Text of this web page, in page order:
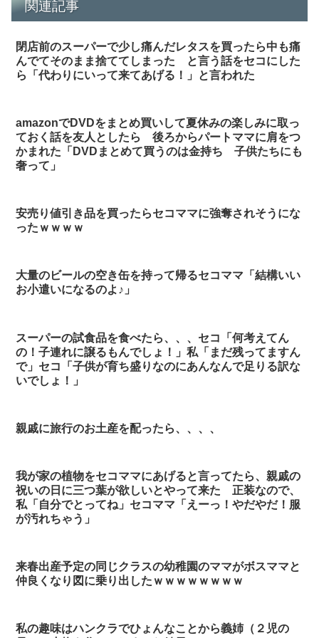
関連記事
閉店前のスーパーで少し痛んだレタスを買ったら中も痛
んでてそのまま捨ててしまった と言う話をセコにした
ら「代わりにいって来てあげる！」と言われた
amazonでDVDをまとめ買いして夏休みの楽しみに取っ
ておく話を友人としたら 後ろからパートママに肩をつ
かまれた「DVDまとめて買うのは金持ち 子供たちにも
奢って」
安売り値引き品を買ったらセコママに強奪されそうにな
ったｗｗｗｗ
大量のビールの空き缶を持って帰るセコママ「結構いい
お小遣いになるのよ♪」
スーパーの試食品を食べたら、、、セコ「何考えてん
の！子連れに譲るもんでしょ！」私「まだ残ってますん
で」セコ「子供が育ち盛りなのにあんなんで足りる訳な
いでしょ！」
親戚に旅行のお土産を配ったら、、、、
我が家の植物をセコママにあげると言ってたら、親戚の
祝いの日に三つ葉が欲しいとやって来た 正装なので、
私「自分でとってね」セコママ「えーっ！やだやだ！服
が汚れちゃう」
来春出産予定の同じクラスの幼稚園のママがボスママと
仲良くなり図に乗り出したｗｗｗｗｗｗｗｗ
私の趣味はハンクラでひょんなことから義姉（２児の